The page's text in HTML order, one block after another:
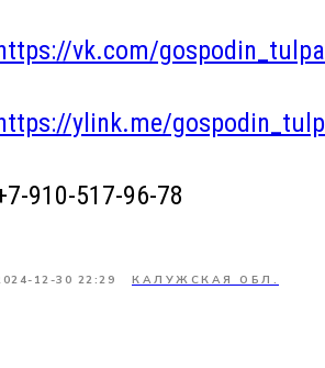
https://vk.com/
https://ylink.me/
910-517-96-78
12-30 22:29 КАЛУЖСКАЯ ОБЛ.